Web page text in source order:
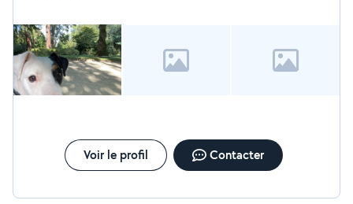
Voir le profil Contacter